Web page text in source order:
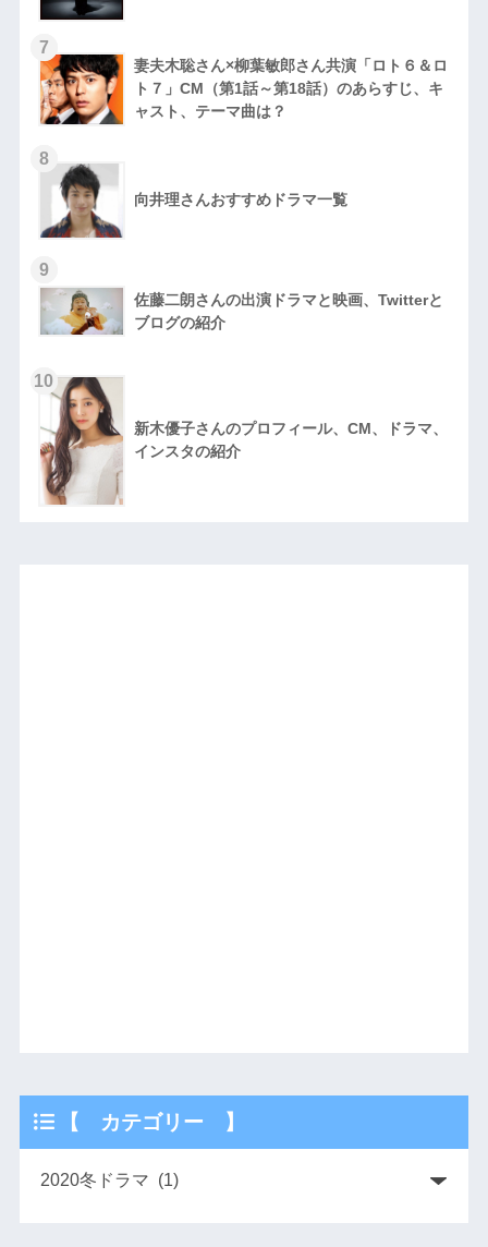
7
妻夫木聡さん×柳葉敏郎さん共演「ロト６＆ロ
ト７」CM（第1話～第18話）のあらすじ、キ
ャスト、テーマ曲は？
8
向井理さんおすすめドラマ一覧
9
佐藤二朗さんの出演ドラマと映画、Twitterと
ブログの紹介
10
新木優子さんのプロフィール、CM、ドラマ、
インスタの紹介
【 カテゴリー 】